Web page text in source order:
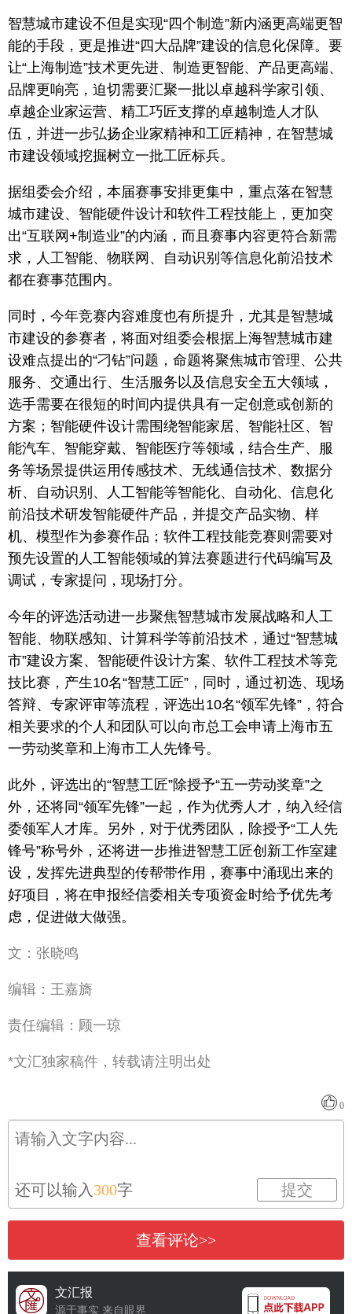
智慧城市建设不但是实现“四个制造”新内涵更高端更智
能的手段，更是推进“四大品牌”建设的信息化保障。要
让“上海制造”技术更先进、制造更智能、产品更高端、
品牌更响亮，迫切需要汇聚一批以卓越科学家引领、
卓越企业家运营、精工巧匠支撑的卓越制造人才队
伍，并进一步弘扬企业家精神和工匠精神，在智慧城
市建设领域挖掘树立一批工匠标兵。
据组委会介绍，本届赛事安排更集中，重点落在智慧
城市建设、智能硬件设计和软件工程技能上，更加突
出“互联网+制造业”的内涵，而且赛事内容更符合新需
求，人工智能、物联网、自动识别等信息化前沿技术
都在赛事范围内。
同时，今年竞赛内容难度也有所提升，尤其是智慧城
市建设的参赛者，将面对组委会根据上海智慧城市建
设难点提出的“刁钻”问题，命题将聚焦城市管理、公共
服务、交通出行、生活服务以及信息安全五大领域，
选手需要在很短的时间内提供具有一定创意或创新的
方案；智能硬件设计需围绕智能家居、智能社区、智
能汽车、智能穿戴、智能医疗等领域，结合生产、服
务等场景提供运用传感技术、无线通信技术、数据分
析、自动识别、人工智能等智能化、自动化、信息化
前沿技术研发智能硬件产品，并提交产品实物、样
机、模型作为参赛作品；软件工程技能竞赛则需要对
预先设置的人工智能领域的算法赛题进行代码编写及
调试，专家提问，现场打分。
今年的评选活动进一步聚焦智慧城市发展战略和人工
智能、物联感知、计算科学等前沿技术，通过“智慧城
市”建设方案、智能硬件设计方案、软件工程技术等竞
技比赛，产生10名“智慧工匠”，同时，通过初选、现场
答辩、专家评审等流程，评选出10名“领军先锋”，符合
相关要求的个人和团队可以向市总工会申请上海市五
一劳动奖章和上海市工人先锋号。
此外，评选出的“智慧工匠”除授予“五一劳动奖章”之
外，还将同“领军先锋”一起，作为优秀人才，纳入经信
委领军人才库。另外，对于优秀团队，除授予“工人先
锋号”称号外，还将进一步推进智慧工匠创新工作室建
设，发挥先进典型的传帮带作用，赛事中涌现出来的
好项目，将在申报经信委相关专项资金时给予优先考
虑，促进做大做强。
文：张晓鸣
编辑：王嘉旖
责任编辑：顾一琼
*文汇独家稿件，转载请注明出处
0
还可以输入 300字 提交
查看评论>>
文汇报
源于事实 来自眼界